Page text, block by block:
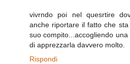
vivrndo poi nel quesrtire
anche riportare il fatto che
suo compito...accogliendo
di apprezzarla davvero molto.
Rispondi